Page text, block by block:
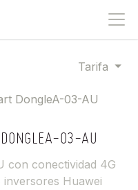
Tarifa
DONGLEA-03-AU
con conectividad 4G
Huawei